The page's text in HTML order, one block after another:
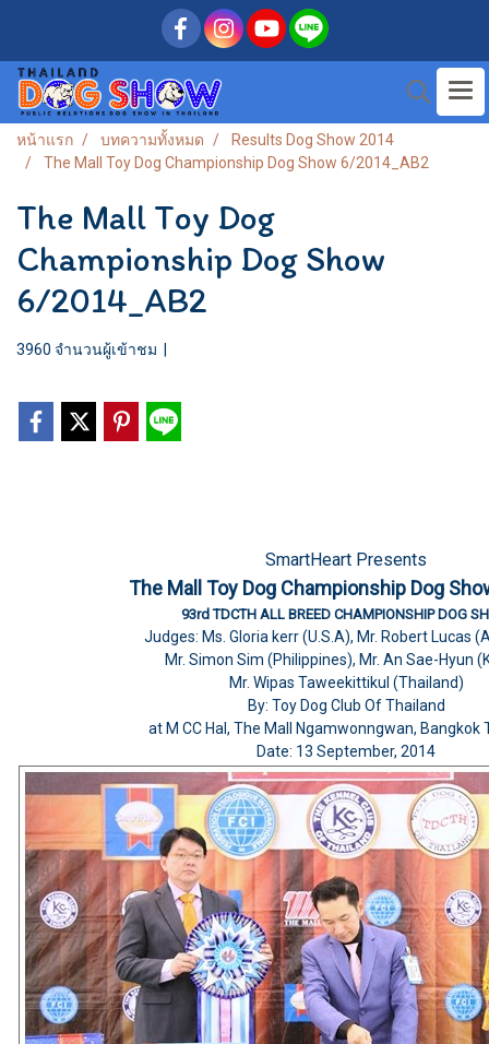
หน้าแรก บทความทั้งหมด
Results Dog Show 2014
The Mall Toy Dog Championship Dog Show 6/2014_AB2
The Mall Toy Dog
Championship Dog Show
6/2014_AB2
3960 จำนวนผู้เข้าชม
SmartHeart Presents
The Mall Toy Dog Championship Dog
93rd TDCTH ALL BREED CHAMPIONSHIP DOG
Judges: Ms. Gloria kerr (U.S.A), Mr. Robert Lucas
Mr. Simon Sim (Philippines), Mr. An Sae-Hyun
Mr. Wipas Taweekittikul (Thailand)
By: Toy Dog Club Of Thailand
at M CC Hal, The Mall Ngamwonngwan, Bangkok
Date: 13 September, 2014